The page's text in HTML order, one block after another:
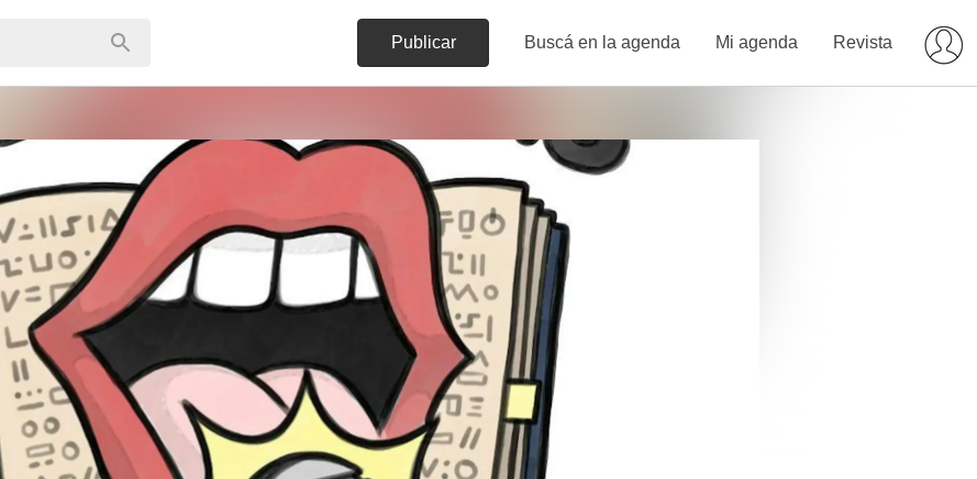
Publicar Buscá en la agenda Mi agenda Revista